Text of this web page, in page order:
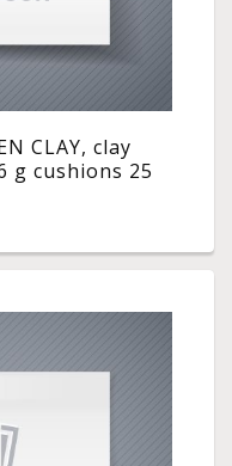
CLAY, clay
g cushions 25